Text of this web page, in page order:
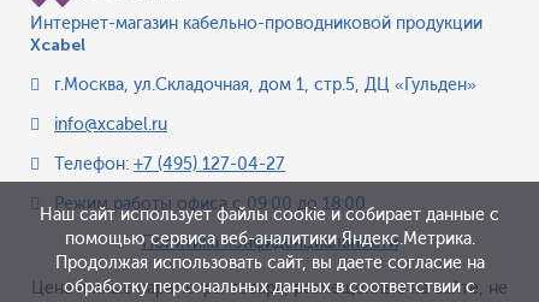
Интернет-магазин кабельно-проводниковой продукции
Xcabel
г.Москва, ул.Складочная, дом 1, стр.5, ДЦ «Гульден»
info@xcabel.ru
Телефон: +7 (495) 127-04-27
Режим работы офиса с 09:00 до 18:00
Политика конфиденциальности
Цена и иные параметры товара, размещенные на сайте, не
Наш сайт использует файлы cookie и собирает данные с
помощью сервиса веб-аналитики Яндекс.Метрика.
Продолжая использовать сайт, вы даете согласие на
обработку персональных данных в соответствии с